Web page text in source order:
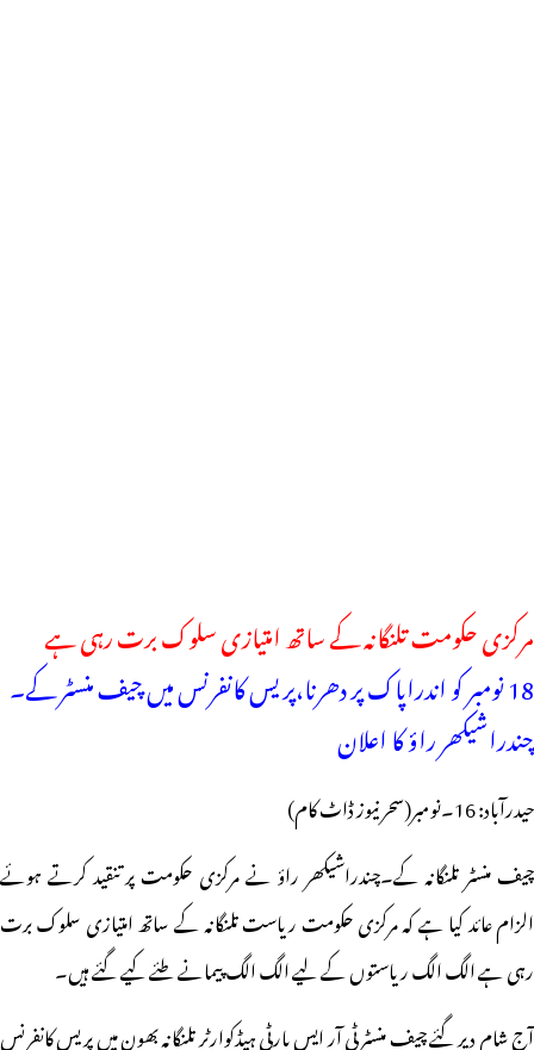
مرکزی حکومت تلنگانہ کے ساتھ امتیازی سلوک برت رہی ہے
18 نومبر کو اندراپاک پر دھرنا،پریس کانفرنس میں چیف منسٹر کے۔
چندراشیکھر راؤ کا اعلان
حیدرآباد: 16۔نومبر(سحر نیوز ڈاٹ کام)
چیف منسٹر تلنگانہ کے۔چندراشیکھر راؤ نے مرکزی حکومت پر تنقید کرتے ہوئے
الزام عائد کیا ہے کہ مرکزی حکومت ریاست تلنگانہ کے ساتھ امتیازی سلوک برت
رہی ہے الگ الگ ریاستوں کے لیے الگ الگ پیمانے طئے کیے گئے ہیں۔
آج شام دیر گئے چیف منسٹر ٹی آر ایس پارٹی ہیڈکوارٹر تلنگانہ بھون میں پریس کانفرنس